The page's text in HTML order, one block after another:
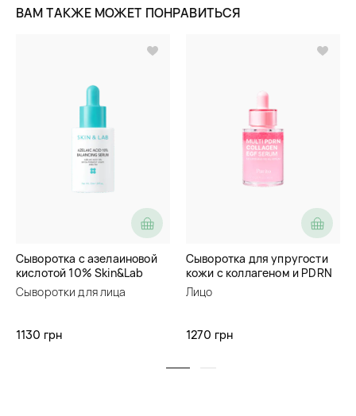
ВАМ ТАКЖЕ МОЖЕТ ПОНРАВИТЬСЯ
Сыворотка с азелаиновой
кислотой 10% Skin&Lab
Azelaic Acid 10% Balancing
Serum
Сыворотки для лица
1130 грн
Сыворотка для упругости
кожи с коллагеном и PDRN
Purito Multi PDRN Collagen
EGF Serum
Лицо
1270 грн